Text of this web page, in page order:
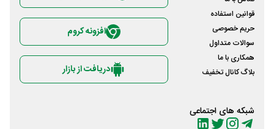
قوانین استفاده
حریم خصوصی
سوالات متداول
همکاری با ما
بلاگ کانال تخفیف
شبکه های اجتماعی
افزونه کروم
دریافت از بازار